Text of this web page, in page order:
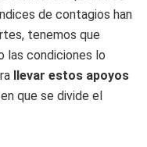
de contagios han
tenemos que
las condiciones lo
llevar estos apoyos
en que se divide el